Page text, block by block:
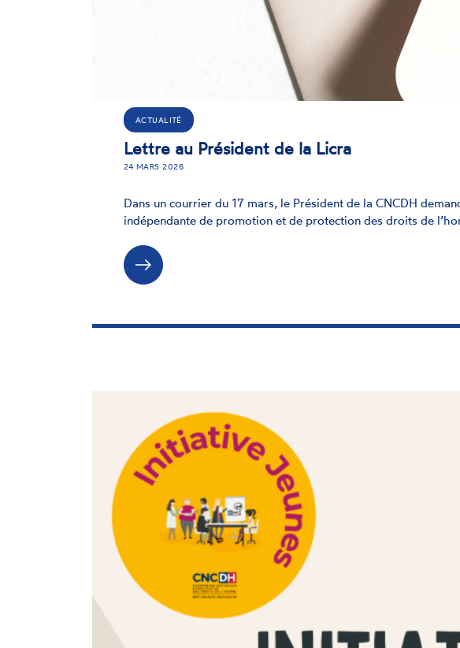
ACTUALITÉ
Lettre au Président de la Licra
24 MARS 2026
Dans un courrier du 17 mars, le Président de la CNCDH
indépendante de promotion et de protection des droits de